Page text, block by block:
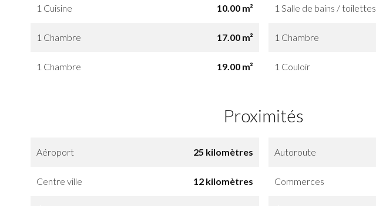
1 Cuisine 10.00 m² 1 Salle de bains / toilettes
1 Chambre 17.00 m² 1 Chambre
1 Chambre 19.00 m² 1 Couloir
Proximités
Aéroport 25 kilomètres Autoroute
Centre ville 12 kilomètres Commerces